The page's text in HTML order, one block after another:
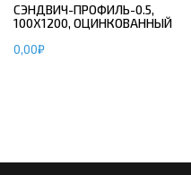
СЭНДВИЧ-ПРОФИЛЬ-0.5,
100Х1200, ОЦИНКОВАННЫЙ
0,00₽